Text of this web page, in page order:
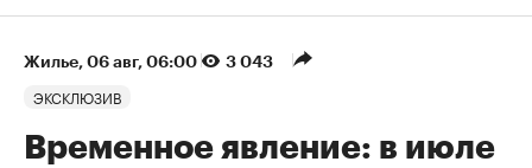
Жилье⁠, 06 авг, 06:00 3 043
ЭКСКЛЮЗИВ
Временное явление: в июле